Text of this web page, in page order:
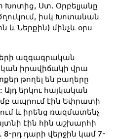
Ստ. Օրբելյանը
իսկ Խոտանան
և Ներքին) մինչև օրս
ազգագրական
իրավիճակի վրա
թողել են բաղերը
Այդ երկու հայկական
ապրում էին Եփրատի
և իրենց ռազմատենչ
էին հին աշխարհի
րդ դարի վերջին կամ 7-